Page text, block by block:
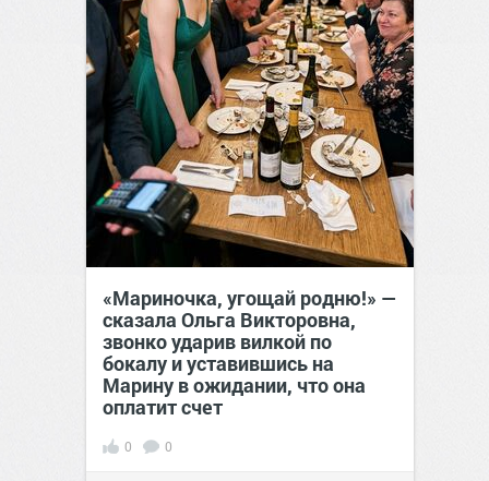
«Мариночка, угощай родню!» —
сказала Ольга Викторовна,
звонко ударив вилкой по
бокалу и уставившись на
Марину в ожидании, что она
оплатит счет
0 0